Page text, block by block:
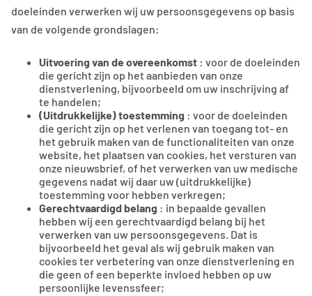
doeleinden verwerken wij uw persoonsgegevens op basis
van de volgende grondslagen:
Uitvoering van de overeenkomst : voor de doeleinden
die gericht zijn op het aanbieden van onze
dienstverlening, bijvoorbeeld om uw inschrijving af
te handelen;
(Uitdrukkelijke) toestemming : voor de doeleinden
die gericht zijn op het verlenen van toegang tot- en
het gebruik maken van de functionaliteiten van onze
website, het plaatsen van cookies, het versturen van
onze nieuwsbrief, of het verwerken van uw medische
gegevens nadat wij daar uw (uitdrukkelijke)
toestemming voor hebben verkregen;
Gerechtvaardigd belang : in bepaalde gevallen
hebben wij een gerechtvaardigd belang bij het
verwerken van uw persoonsgegevens. Dat is
bijvoorbeeld het geval als wij gebruik maken van
cookies ter verbetering van onze dienstverlening en
die geen of een beperkte invloed hebben op uw
persoonlijke levenssfeer;